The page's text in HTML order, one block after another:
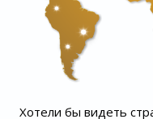
Хотели бы видеть